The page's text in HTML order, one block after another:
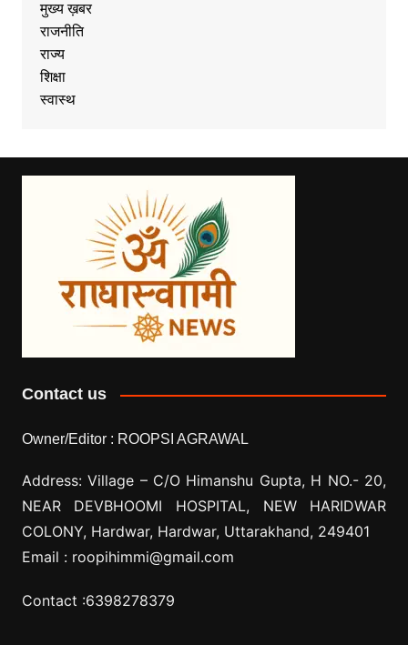
मुख्य ख़बर
राजनीति
राज्य
शिक्षा
स्वास्थ
Contact us
Owner/Editor : ROOPSI AGRAWAL
Address: Village – C/O Himanshu Gupta, H NO.- 20,
NEAR DEVBHOOMI HOSPITAL, NEW HARIDWAR
COLONY, Hardwar, Hardwar, Uttarakhand, 249401
Email : roopihimmi@gmail.com
Contact :6398278379